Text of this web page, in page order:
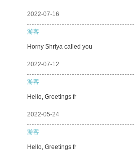
2022-07-16
游客
Horny Shriya called you
2022-07-12
游客
Hello, Greetings fr
2022-05-24
游客
Hello, Greetings fr